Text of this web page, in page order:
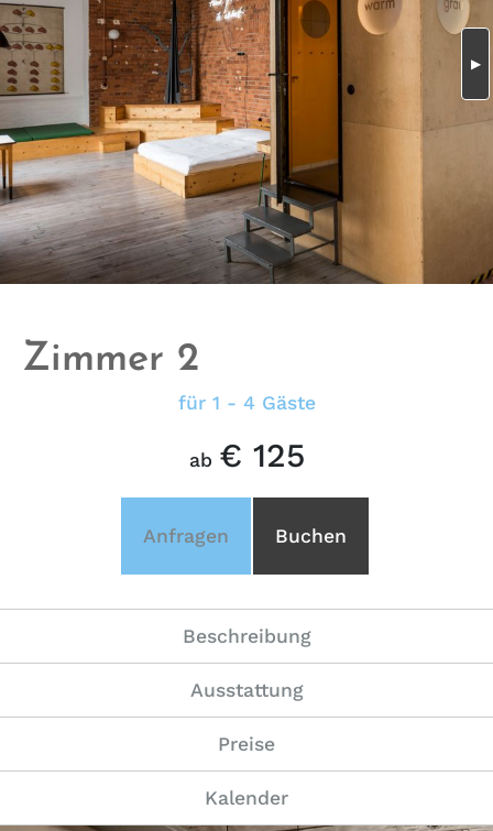
Zimmer 2
für 1 - 4 Gäste
ab € 125
Anfragen Buchen
Beschreibung
Ausstattung
Preise
Kalender